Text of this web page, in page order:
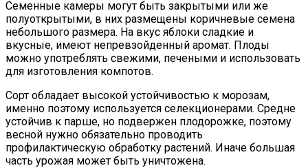
Семенные камеры могут быть закрытыми или же
полуоткрытыми, в них размещены коричневые семена
небольшого размера. На вкус яблоки сладкие и
вкусные, имеют непревзойденный аромат. Плоды
можно употреблять свежими, печеными и использовать
для изготовления компотов.
Сорт обладает высокой устойчивостью к морозам,
именно поэтому используется селекционерами. Средне
устойчив к парше, но подвержен плодорожке, поэтому
весной нужно обязательно проводить
профилактическую обработку растений. Иначе большая
часть урожая может быть уничтожена.